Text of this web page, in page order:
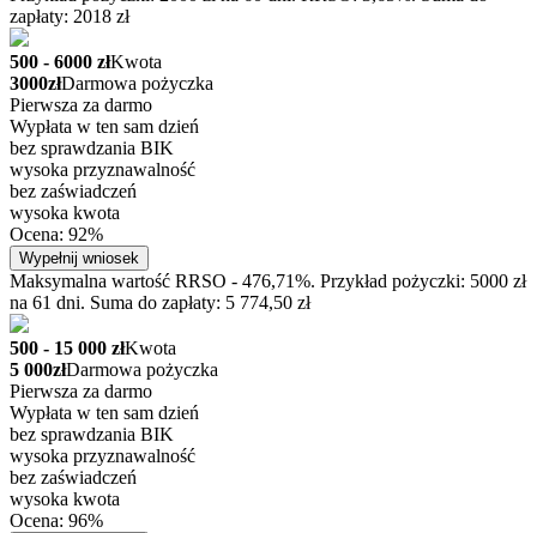
zapłaty: 2018 zł
500 - 6000 złKwota
3000złDarmowa pożyczka
Pierwsza za darmo
Wypłata w ten sam dzień
bez sprawdzania BIK
wysoka przyznawalność
bez zaświadczeń
wysoka kwota
Ocena: 92%
Wypełnij wniosek
Maksymalna wartość RRSO - 476,71%. Przykład pożyczki: 5000 zł
na 61 dni. Suma do zapłaty: 5 774,50 zł
500 - 15 000 złKwota
5 000złDarmowa pożyczka
Pierwsza za darmo
Wypłata w ten sam dzień
bez sprawdzania BIK
wysoka przyznawalność
bez zaświadczeń
wysoka kwota
Ocena: 96%